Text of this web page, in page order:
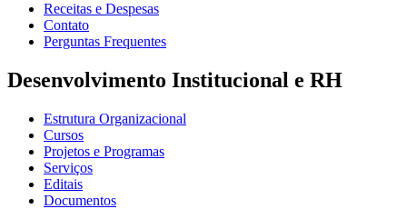
Receitas e Despesas
Contato
Perguntas Frequentes
Desenvolvimento Institucional e RH
Estrutura Organizacional
Cursos
Projetos e Programas
Serviços
Editais
Documentos